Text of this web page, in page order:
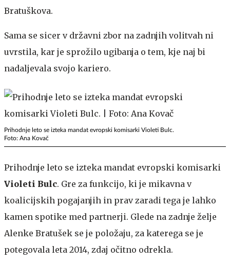
Bratuškova.
Sama se sicer v državni zbor na zadnjih volitvah ni
uvrstila, kar je sprožilo ugibanja o tem, kje naj bi
nadaljevala svojo kariero.
Prihodnje leto se izteka mandat evropski komisarki Violeti Bulc.
Foto: Ana Kovač
Prihodnje leto se izteka mandat evropski komisarki
Violeti Bulc. Gre za funkcijo, ki je mikavna v
koalicijskih pogajanjih in prav zaradi tega je lahko
kamen spotike med partnerji. Glede na zadnje želje
Alenke Bratušek se je položaju, za katerega se je
potegovala leta 2014, zdaj očitno odrekla.